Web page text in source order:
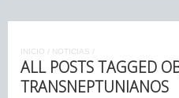
INICIO / NOTICIAS /
ALL POSTS TAGGED
TRANSNEPTUNIANOS